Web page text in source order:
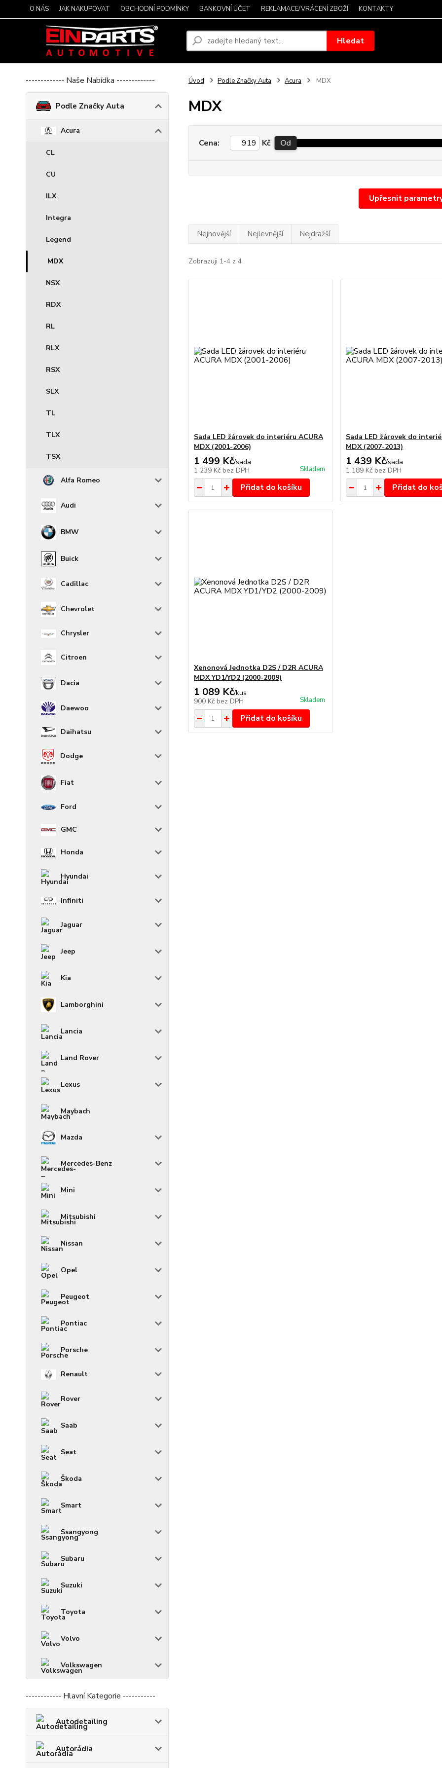
O NÁS JAK NAKUPOVAT OBCHODNÍ PODMÍNKY BANKOVNÍ ÚČET REKLAMACE/VRÁCENÍ ZBOŽÍ KONTAKTY
Hledat
------------- Naše Nabídka -------------
Podle Značky Auta
Acura
CL
CU
ILX
Integra
Legend
MDX
NSX
RDX
RL
RLX
RSX
SLX
TL
TLX
TSX
Alfa Romeo
Audi
BMW
Buick
Cadillac
Chevrolet
Chrysler
Citroen
Dacia
Daewoo
Daihatsu
Dodge
Fiat
Ford
GMC
Honda
Hyundai
Infiniti
Jaguar
Jeep
Kia
Lamborghini
Lancia
Land Rover
Lexus
Maybach
Mazda
Mercedes-Benz
Mini
Mitsubishi
Nissan
Opel
Peugeot
Pontiac
Porsche
Renault
Rover
Saab
Seat
Škoda
Smart
Ssangyong
Subaru
Suzuki
Toyota
Volvo
Volkswagen
------------ Hlavní Kategorie -----------
Autodetailing
Autorádia
Úvod Podle Značky Auta Acura MDX
MDX
Upřesnit
Cena: Kč Od
Nejnovější Nejlevnější Nejdražší
Zobrazuji 1-4 z 4
Sada LED žárovek do interiéru ACURA
MDX (2001-2006)
1 499 Kč/sada
1 239 Kč bez DPH Skladem
Přidat do košíku
Sada LED žárovek do
MDX (2007-2013)
1 439 Kč/sada
1 189 Kč bez DPH
Přidat do
Xenonová Jednotka D2S / D2R ACURA
MDX YD1/YD2 (2000-2009)
1 089 Kč/kus
900 Kč bez DPH Skladem
Přidat do košíku